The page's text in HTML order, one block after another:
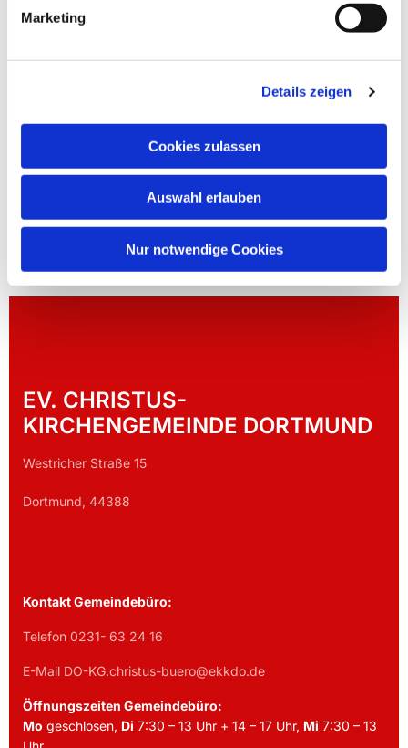
Marketing
Details zeigen
Cookies zulassen
Auswahl erlauben
Nur notwendige Cookies
EV. CHRISTUS-
KIRCHENGEMEINDE DORTMUND
Westricher Straße 15
Dortmund, 44388
Kontakt Gemeindebüro:
Telefon 0231- 63 24 16
E-Mail DO-KG.christus-buero@ekkdo.de
Öffnungszeiten Gemeindebüro:
Mo geschlosen, Di 7:30 – 13 Uhr + 14 – 17 Uhr, Mi 7:30 – 13